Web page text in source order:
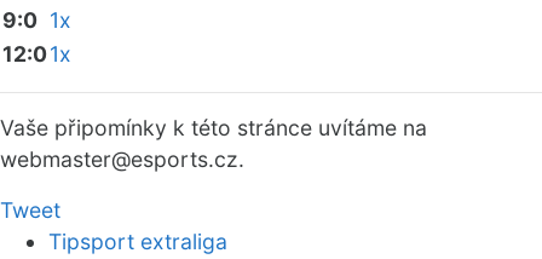
9:0 1x
12:01x
Vaše připomínky k této stránce uvítáme na
webmaster@esports.cz.
Tweet
Tipsport extraliga